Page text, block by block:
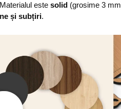
este solid (grosime 3
și subțiri.